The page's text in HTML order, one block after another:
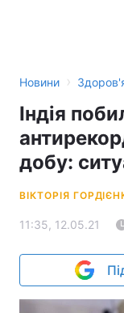
Новини ›
Індія
добу:
ВІКТОРІЯ
11:35, 12.05.21